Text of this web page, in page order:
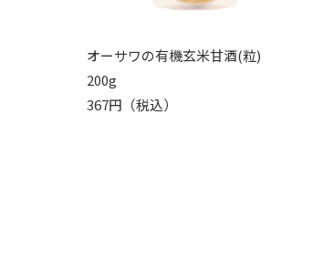
オーサワの有機玄米甘酒(粒)
200g
367円（税込）